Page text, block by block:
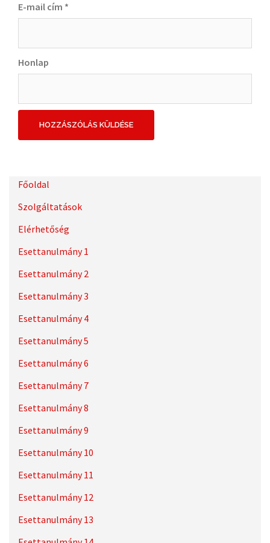
E-mail cím *
Honlap
Főoldal
Szolgáltatások
Elérhetőség
Esettanulmány 1
Esettanulmány 2
Esettanulmány 3
Esettanulmány 4
Esettanulmány 5
Esettanulmány 6
Esettanulmány 7
Esettanulmány 8
Esettanulmány 9
Esettanulmány 10
Esettanulmány 11
Esettanulmány 12
Esettanulmány 13